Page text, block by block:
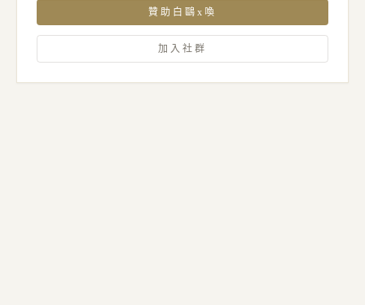
贊助白鷗x喚
加入社群